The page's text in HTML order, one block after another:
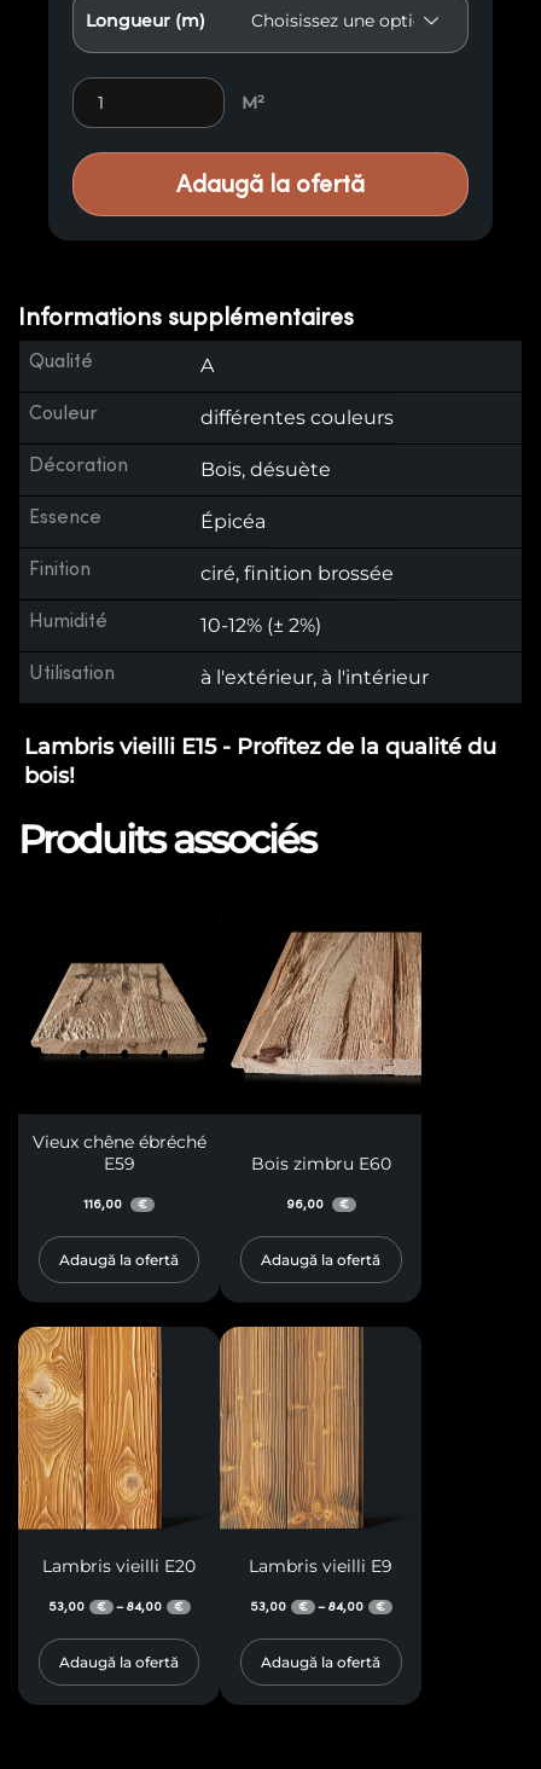
Longueur (m)
Lambris vieilli E15 quantity
M²
Adaugă la ofertă
Informations supplémentaires
Qualité A
Couleur différentes couleurs
Décoration Bois, désuète
Essence Épicéa
Finition ciré, finition brossée
Humidité 10-12% (± 2%)
Utilisation à l'extérieur, à l'intérieur
Lambris vieilli E15 - Profitez de la qualité du
bois!
Produits associés
Vieux chêne ébréché
E59
116,00 €
Adaugă la ofertă
Bois zimbru E60
96,00 €
Adaugă la ofertă
Lambris vieilli E20
53,00 € – 84,00 €
Adaugă la ofertă
Lambris vieilli E9
53,00 € – 84,00 €
Adaugă la ofertă